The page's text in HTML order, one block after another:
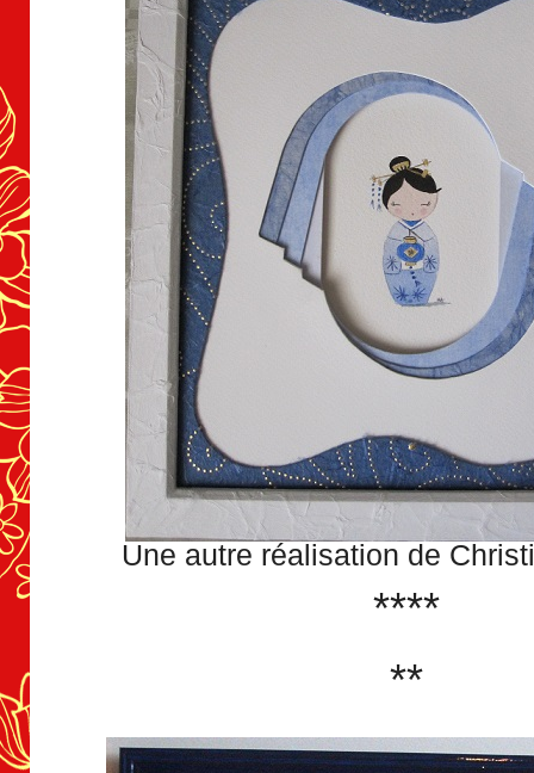
Une autre réalisation de
****
**